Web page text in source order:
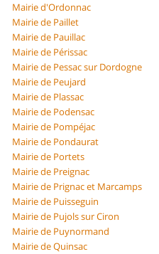
Mairie d'Ordonnac
Mairie de Paillet
Mairie de Pauillac
Mairie de Périssac
Mairie de Pessac sur Dordogne
Mairie de Peujard
Mairie de Plassac
Mairie de Podensac
Mairie de Pompéjac
Mairie de Pondaurat
Mairie de Portets
Mairie de Preignac
Mairie de Prignac et Marcamps
Mairie de Puisseguin
Mairie de Pujols sur Ciron
Mairie de Puynormand
Mairie de Quinsac